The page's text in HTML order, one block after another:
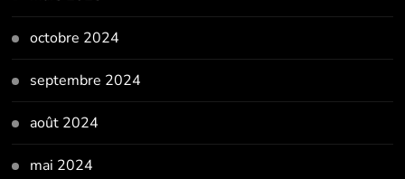
octobre 2024
septembre 2024
août 2024
mai 2024